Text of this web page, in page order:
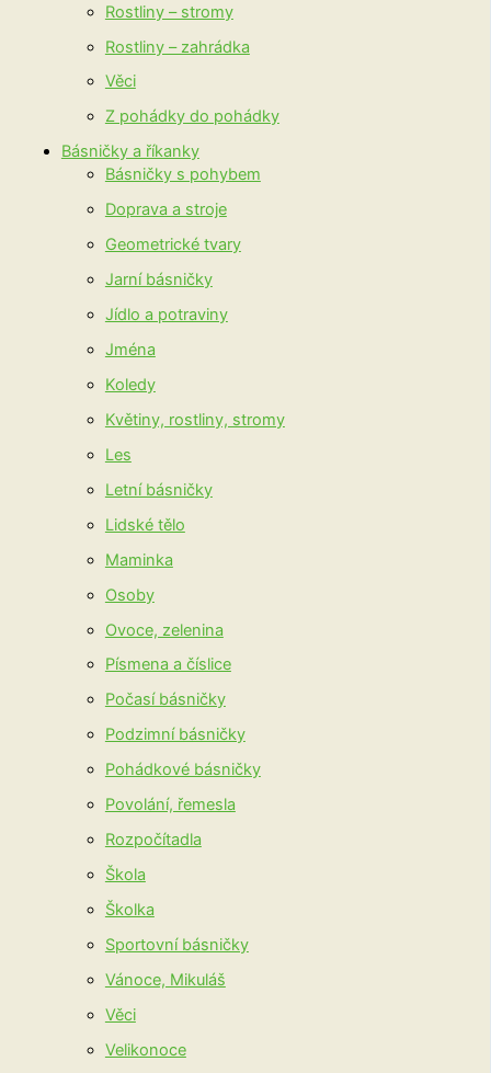
Rostliny – stromy
Rostliny – zahrádka
Věci
Z pohádky do pohádky
Básničky a říkanky
Básničky s pohybem
Doprava a stroje
Geometrické tvary
Jarní básničky
Jídlo a potraviny
Jména
Koledy
Květiny, rostliny, stromy
Les
Letní básničky
Lidské tělo
Maminka
Osoby
Ovoce, zelenina
Písmena a číslice
Počasí básničky
Podzimní básničky
Pohádkové básničky
Povolání, řemesla
Rozpočítadla
Škola
Školka
Sportovní básničky
Vánoce, Mikuláš
Věci
Velikonoce